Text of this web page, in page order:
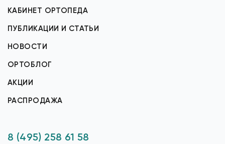
КАБИНЕТ ОРТОПЕДА
ПУБЛИКАЦИИ И СТАТЬИ
НОВОСТИ
ОРТОБЛОГ
АКЦИИ
РАСПРОДАЖА
8 (495) 258 61 58